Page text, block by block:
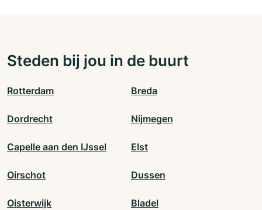
Steden bij jou in de buurt
Rotterdam Breda
Dordrecht Nijmegen
Capelle aan den IJssel Elst
Oirschot Dussen
Oisterwijk Bladel